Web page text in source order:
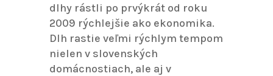
dlhy rástli po prvýkrát od roku
2009 rýchlejšie ako ekonomika.
Dlh rastie veľmi rýchlym tempom
nielen v slovenských
domácnostiach, ale aj v